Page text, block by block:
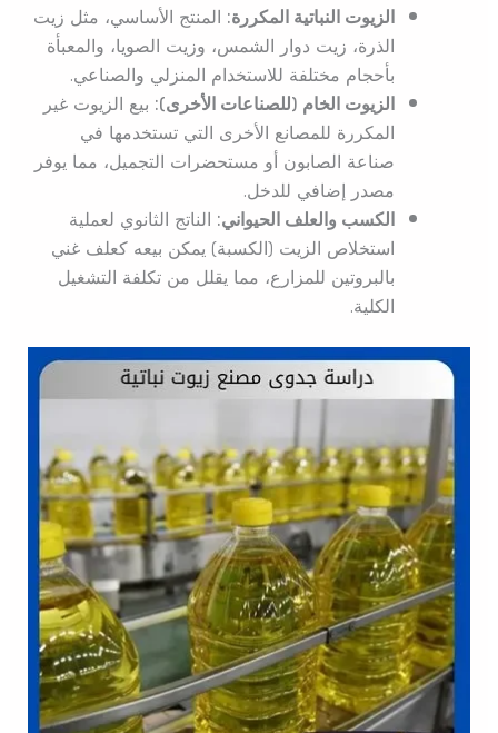
الزيوت النباتية المكررة:المنتج الأساسي، مثل زيت
الذرة، زيت دوار الشمس، وزيت الصويا، والمعبأة
بأحجام مختلفة للاستخدام المنزلي والصناعي.
الزيوت الخام (للصناعات الأخرى):بيع الزيوت غير
المكررة للمصانع الأخرى التي تستخدمها في
صناعة الصابون أو مستحضرات التجميل، مما يوفر
مصدر إضافي للدخل.
الكسب والعلف الحيواني:الناتج الثانوي لعملية
استخلاص الزيت (الكسبة) يمكن بيعه كعلف غني
بالبروتين للمزارع، مما يقلل من تكلفة التشغيل
الكلية.